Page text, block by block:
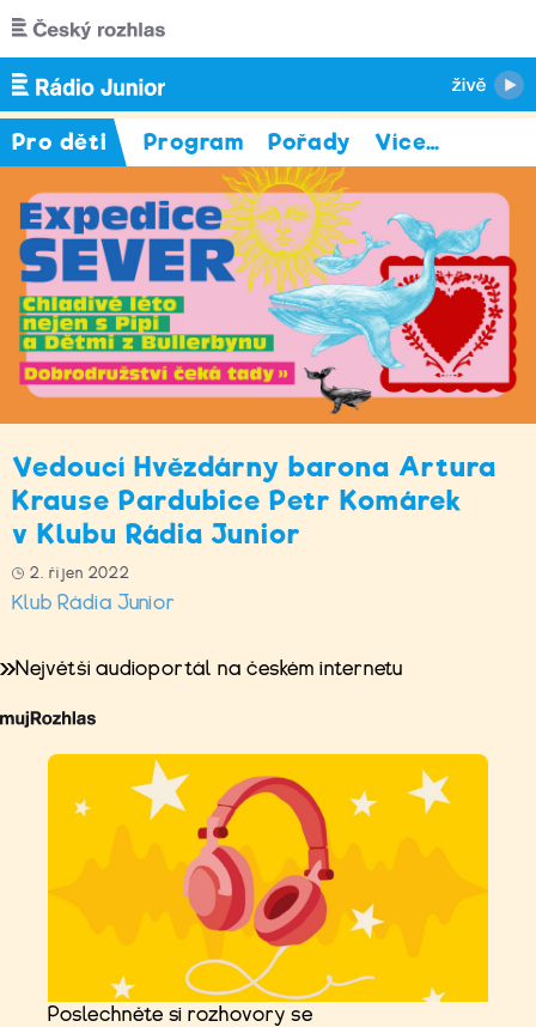
Přejít k hlavnímu obsahu
Pro děti Program Pořady Více…
Vedoucí Hvězdárny barona Artura
Krause Pardubice Petr Komárek
v Klubu Rádia Junior
2. říjen 2022
Klub Rádia Junior
Největší audioportál na českém internetu
Poslechněte si rozhovory se